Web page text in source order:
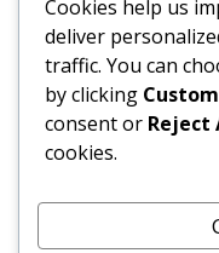
3
4 5
10
11 12
17
18 19
24
31
Cookies help us
deliver
traffic. You can
by clicking
consent or Reject
cookies.